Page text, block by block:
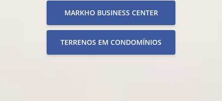
MARKHO BUSINESS CENTER
TERRENOS EM CONDOMÍNIOS